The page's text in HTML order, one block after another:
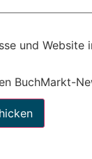
und
BuchMarkt-